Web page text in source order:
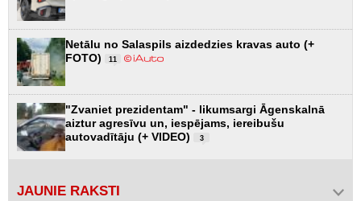
Netālu no Salaspils aizdedzies kravas auto (+
FOTO)
11
"Zvaniet prezidentam" - likumsargi Āgenskalnā
aiztur agresīvu un, iespējams, iereibušu
autovadītāju (+ VIDEO)
3
JAUNIE RAKSTI